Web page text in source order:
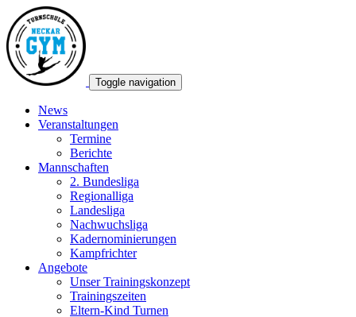
Toggle navigation
News
Veranstaltungen
Termine
Berichte
Mannschaften
2. Bundesliga
Regionalliga
Landesliga
Nachwuchsliga
Kadernominierungen
Kampfrichter
Angebote
Unser Trainingskonzept
Trainingszeiten
Eltern-Kind Turnen